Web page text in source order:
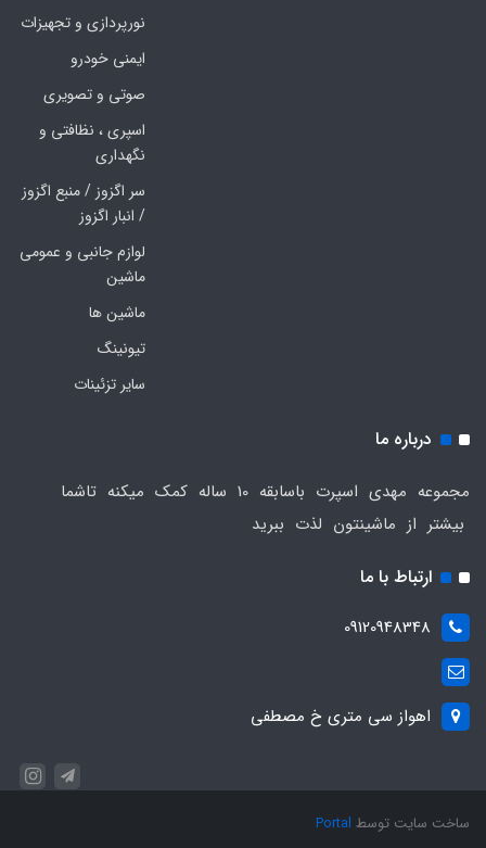
نورپردازی و تجهیزات
ایمنی خودرو
صوتی و تصویری
اسپری ، نظافتی و
نگهداری
سر اگزوز / منبع اگزوز
/ انبار اگزوز
لوازم جانبی و عمومی
ماشین
ماشین ها
تیونینگ
سایر تزئینات
درباره ما
مجموعه مهدی اسپرت باسابقه 10 ساله کمک میکنه تاشما
بیشتر از ماشینتون لذت ببرید
ارتباط با ما
09120948348
اهواز سی متری خ مصطفی
ساخت سایت توسط Portal